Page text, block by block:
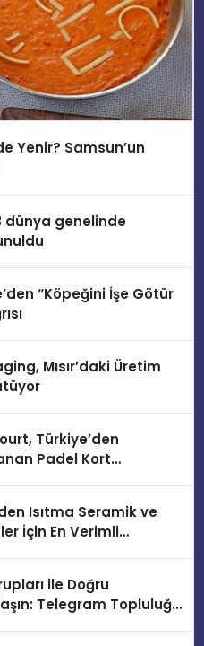
Yenir? Samsun’un
dünya genelinde
“Köpeğini İşe Götür
Mısır’daki Üretim
Türkiye’den
Padel Kort
Isıtma Seramik ve
İçin En Verimli
ile Doğru
Telegram Topluluğu